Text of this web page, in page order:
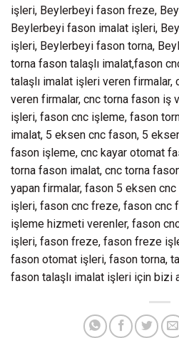
işleri, Beylerbeyi fason freze,
Beylerbeyi fason imalat işleri,
işleri, Beylerbeyi fason torna,
torna fason talaşlı imalat,fason
talaşlı imalat işleri veren
veren firmalar, cnc torna fason iş
işleri, fason cnc işleme, fason
imalat, 5 eksen cnc fason, 5
fason işleme, cnc kayar otomat
torna fason imalat, cnc torna
yapan firmalar, fason 5 eksen
işleri, fason cnc freze, fason cnc
işleme hizmeti verenler, fason
işleri, fason freze, fason freze
fason otomat işleri, fason torna,
fason talaşlı imalat işleri için bizi